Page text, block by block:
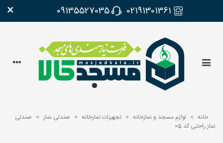
02191301361
09135527035
×
خانه > لوازم مسجد و نمازخانه > تجهیزات نمازخانه > صندلی نماز > صندلی
نماز راحتی کد 05